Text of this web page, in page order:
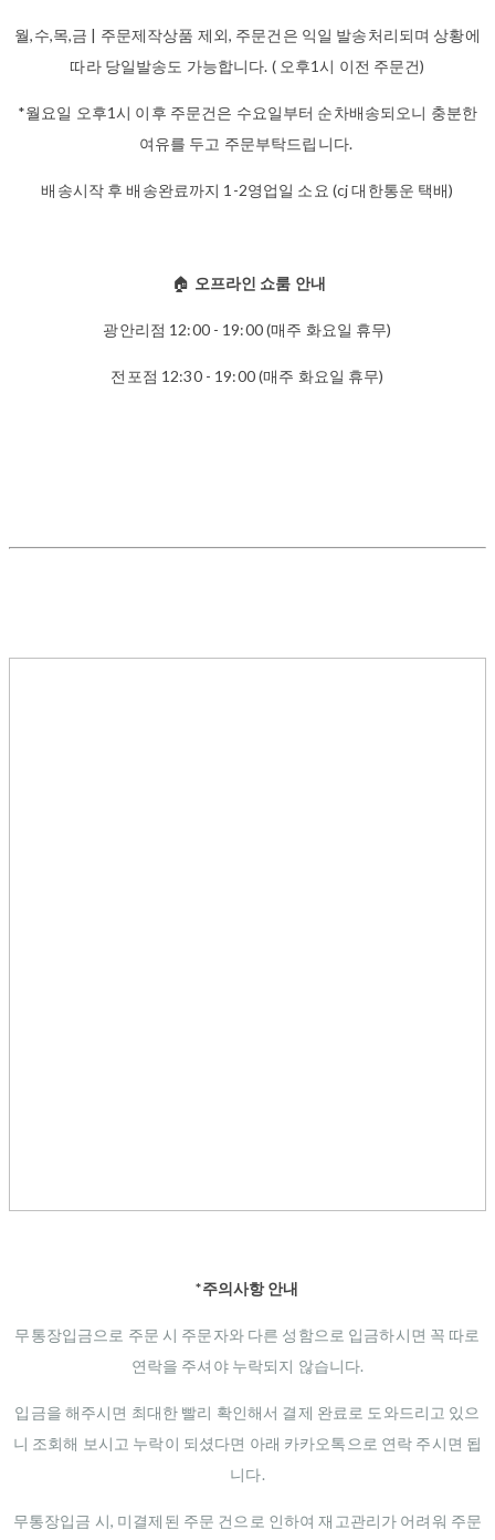
월,수,목,금 | 주문제작상품 제외, 주문건은 익일 발송처리되며 상황에
따라 당일발송도 가능합니다. ( 오후1시 이전 주문건)
*월요일 오후1시 이후 주문건은 수요일부터 순차배송되오니 충분한
여유를 두고 주문부탁드립니다.
배송시작 후 배송완료까지 1-2영업일 소요 (cj 대한통운 택배)
🏠 오프라인 쇼룸 안내
광안리점 12:00 - 19:00 (매주 화요일 휴무)
전포점 12:30 - 19:00 (매주 화요일 휴무)
*주의사항 안내
무통장입금으로 주문 시 주문자와 다른 성함으로 입금하시면 꼭 따로
연락을 주셔야 누락되지 않습니다.
입금을 해주시면 최대한 빨리 확인해서 결제 완료로 도와드리고 있으
니 조회해 보시고 누락이 되셨다면 아래 카카오톡으로 연락 주시면 됩
니다.
무통장입금 시, 미결제된 주문 건으로 인하여 재고관리가 어려워 주문